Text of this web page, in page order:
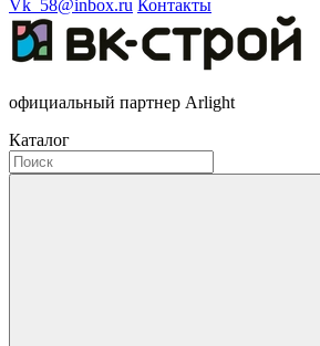
Vk_58@inbox.ru Контакты
официальный партнер Arlight
Каталог